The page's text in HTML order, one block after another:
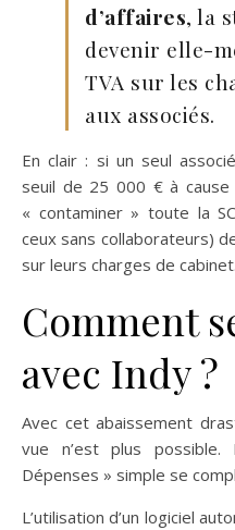
d’affaires, la
devenir elle-
TVA sur les
aux associés.
En clair : si un seul
seuil de 25 000 € à
« contaminer » toute la
ceux sans collaborateurs)
sur leurs charges de cabinet.
Comment
avec Indy ?
Avec cet abaissement
vue n’est plus
Dépenses » simple se
L’utilisation d’un logiciel